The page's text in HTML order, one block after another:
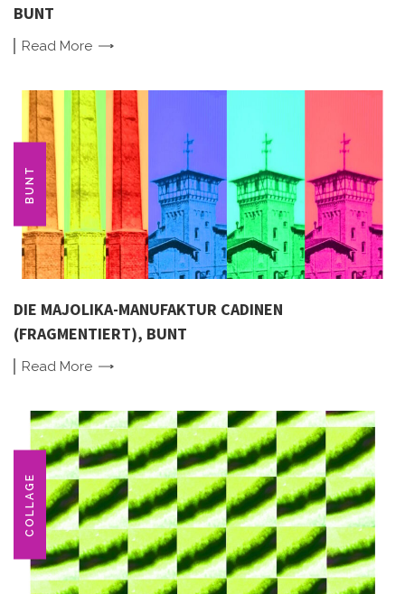
BUNT
Read More
BUNT
DIE MAJOLIKA-MANUFAKTUR CADINEN
(FRAGMENTIERT), BUNT
Read More
COLLAGE